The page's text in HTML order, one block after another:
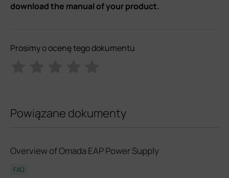
download the manual of your product.
Prosimy o ocenę tego dokumentu
Powiązane dokumenty
Overview of Omada EAP Power Supply
FAQ